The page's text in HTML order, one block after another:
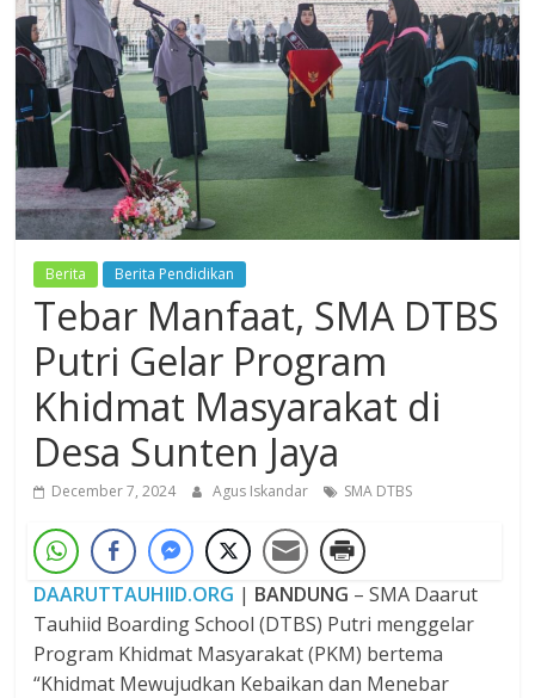
Dzikir,
Fikir,
Ikhtiar
Berita Berita Pendidikan
Tebar Manfaat, SMA DTBS
Putri Gelar Program
Khidmat Masyarakat di
Desa Sunten Jaya
December 7, 2024 Agus Iskandar SMA DTBS
DAARUTTAUHIID.ORG | BANDUNG – SMA Daarut
Tauhiid Boarding School (DTBS) Putri menggelar
Program Khidmat Masyarakat (PKM) bertema
“Khidmat Mewujudkan Kebaikan dan Menebar